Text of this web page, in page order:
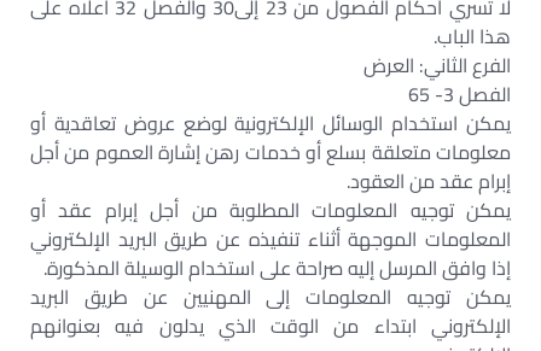
لا تسري أحكام الفصول من 23 إلى30 والفصل 32 أعلاه على
هذا الباب.
الفرع الثاني: العرض
الفصل 3- 65
يمكن استخدام الوسائل الإلكترونية لوضع عروض تعاقدية أو
معلومات متعلقة بسلع أو خدمات رهن إشارة العموم من أجل
إبرام عقد من العقود.
يمكن توجيه المعلومات المطلوبة من أجل إبرام عقد أو
المعلومات الموجهة أثناء تنفيذه عن طريق البريد الإلكتروني
إذا وافق المرسل إليه صراحة على استخدام الوسيلة المذكورة.
يمكن توجيه المعلومات إلى المهنيين عن طريق البريد
الإلكتروني ابتداء من الوقت الذي يدلون فيه بعنوانهم